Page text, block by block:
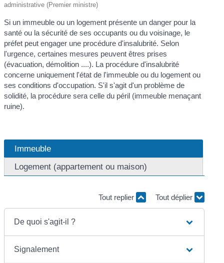
administrative (Premier ministre)
Si un immeuble ou un logement présente un danger pour la
santé ou la sécurité de ses occupants ou du voisinage, le
préfet peut engager une procédure d'insalubrité. Selon
l'urgence, certaines mesures peuvent êtres prises
(évacuation, démolition ....). La procédure d'insalubrité
concerne uniquement l'état de l'immeuble ou du logement ou
ses conditions d'occupation. S'il s'agit d'un problème de
solidité, la procédure sera celle du péril (immeuble menaçant
ruine).
Immeuble
Logement (appartement ou maison)
Tout replier Tout déplier
De quoi s'agit-il ?
Signalement